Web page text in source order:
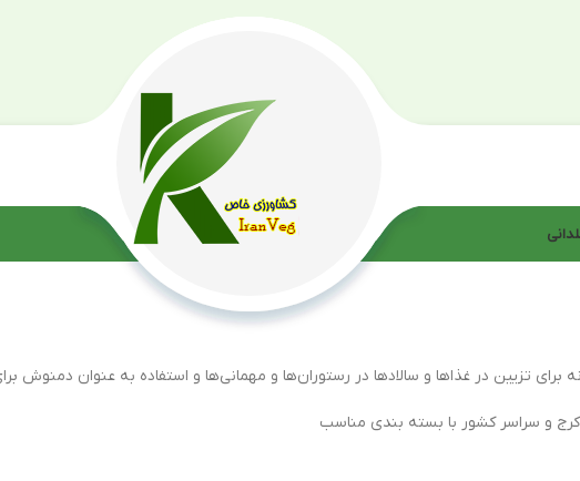
تزیین در غذاها و سالادها در رستوران‌ها و مهمانی‌ها و استفاده به عنوان دمنوش
کرج و سراسر کشور با بسته بندی مناسب